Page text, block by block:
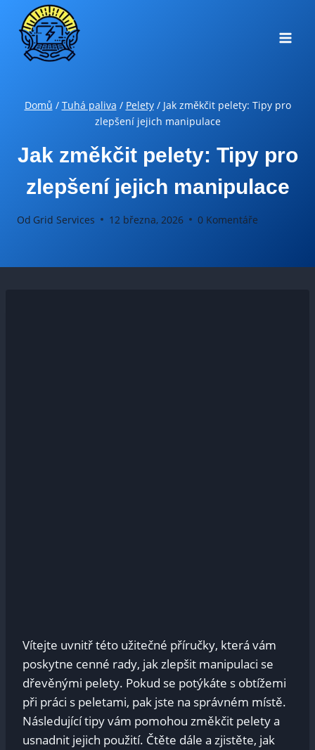
Přeskočit
obsah
Domů / Tuhá paliva / Pelety / Jak změkčit pelety: Tipy pro
zlepšení jejich manipulace
Jak změkčit pelety: Tipy pro
zlepšení jejich manipulace
Od Grid Services 12 března, 2026 0 Komentáře
Vítejte uvnitř této užitečné příručky, která vám
poskytne cenné rady, jak zlepšit manipulaci se
dřevěnými pelety. Pokud se potýkáte s obtížemi
při práci s peletami, pak jste na správném místě.
Následující tipy vám pomohou změkčit pelety a
usnadnit jejich použití. Čtěte dále a zjistěte, jak